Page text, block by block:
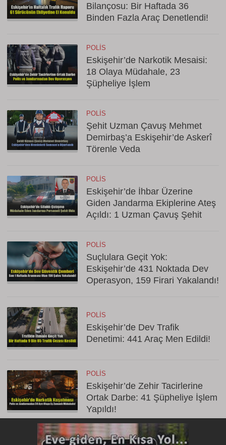
Bilançosu: Bir Haftada 36
Binden Fazla Araç Denetlendi!
POLIS
Eskişehir’de Narkotik Mesaisi:
18 Olaya Müdahale, 23
Şüpheliye İşlem
POLIS
Şehit Uzman Çavuş Mehmet
Demirbaş’a Eskişehir’de Askerî
Törenle Veda
POLIS
Eskişehir’de İhbar Üzerine
Giden Jandarma Ekiplerine Ateş
Açıldı: 1 Uzman Çavuş Şehit
POLIS
Suçlulara Geçit Yok:
Eskişehir’de 431 Noktada Dev
Operasyon, 159 Firari Yakalandı!
POLIS
Eskişehir’de Dev Trafik
Denetimi: 441 Araç Men Edildi!
POLIS
Eskişehir’de Zehir Tacirlerine
Ortak Darbe: 41 Şüpheliye İşlem
Yapıldı!